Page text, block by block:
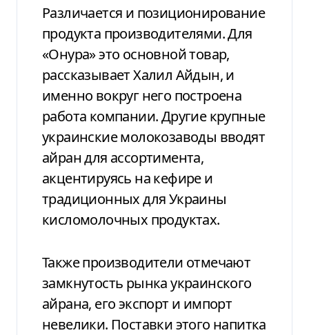
Различается и позиционирование
продукта производителями. Для
«Онура» это основной товар,
рассказывает Халил Айдын, и
именно вокруг него построена
работа компании. Другие крупные
украинские молокозаводы вводят
айран для ассортимента,
акцентируясь на кефире и
традиционных для Украины
кисломолочных продуктах.
Также производители отмечают
замкнутость рынка украинского
айрана, его экспорт и импорт
невелики. Поставки этого напитка